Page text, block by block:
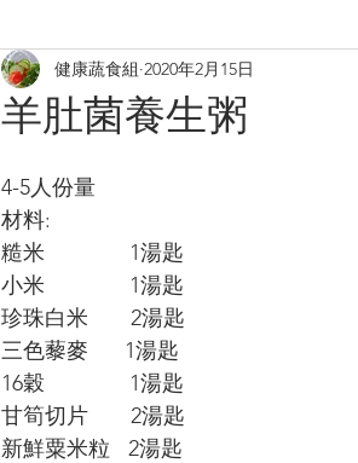
烤焗菜式 日式料理
羊肚菌養生粥
健康蔬食組 2020年2月15日
4-5人份量
材料:
糙米              1湯匙
小米              1湯匙
珍珠白米       2湯匙
三色藜麥      1湯匙
16穀              1湯匙
甘筍切片       2湯匙
新鮮粟米粒   2湯匙